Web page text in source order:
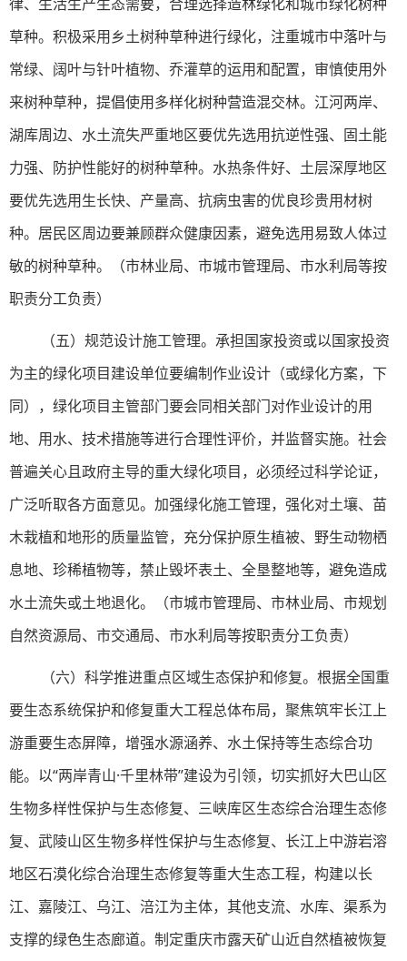
律、生活生产生态需要，合理选择造林绿化和城市绿化树种
草种。积极采用乡土树种草种进行绿化，注重城市中落叶与
常绿、阔叶与针叶植物、乔灌草的运用和配置，审慎使用外
来树种草种，提倡使用多样化树种营造混交林。江河两岸、
湖库周边、水土流失严重地区要优先选用抗逆性强、固土能
力强、防护性能好的树种草种。水热条件好、土层深厚地区
要优先选用生长快、产量高、抗病虫害的优良珍贵用材树
种。居民区周边要兼顾群众健康因素，避免选用易致人体过
敏的树种草种。（市林业局、市城市管理局、市水利局等按
职责分工负责）
（五）规范设计施工管理。承担国家投资或以国家投资
为主的绿化项目建设单位要编制作业设计（或绿化方案，下
同），绿化项目主管部门要会同相关部门对作业设计的用
地、用水、技术措施等进行合理性评价，并监督实施。社会
普遍关心且政府主导的重大绿化项目，必须经过科学论证，
广泛听取各方面意见。加强绿化施工管理，强化对土壤、苗
木栽植和地形的质量监管，充分保护原生植被、野生动物栖
息地、珍稀植物等，禁止毁坏表土、全垦整地等，避免造成
水土流失或土地退化。（市城市管理局、市林业局、市规划
自然资源局、市交通局、市水利局等按职责分工负责）
（六）科学推进重点区域生态保护和修复。根据全国重
要生态系统保护和修复重大工程总体布局，聚焦筑牢长江上
游重要生态屏障，增强水源涵养、水土保持等生态综合功
能。以“两岸青山·千里林带”建设为引领，切实抓好大巴山区
生物多样性保护与生态修复、三峡库区生态综合治理生态修
复、武陵山区生物多样性保护与生态修复、长江上中游岩溶
地区石漠化综合治理生态修复等重大生态工程，构建以长
江、嘉陵江、乌江、涪江为主体，其他支流、水库、渠系为
支撑的绿色生态廊道。制定重庆市露天矿山近自然植被恢复